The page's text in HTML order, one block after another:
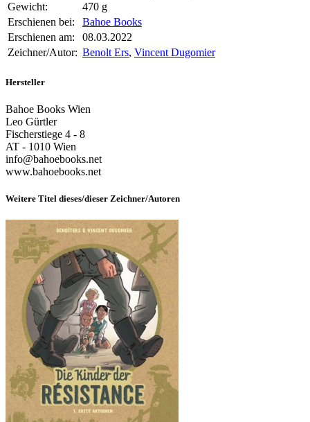
Gewicht:
470 g
Erschienen bei:
Bahoe Books
Erschienen am:
08.03.2022
Zeichner/Autor: Benolt Ers, Vincent Dugomier
Hersteller
Bahoe Books Wien
Leo Gürtler
Fischerstiege 4 - 8
AT - 1010 Wien
info@bahoebooks.net
www.bahoebooks.net
Weitere Titel dieses/dieser Zeichner/Autoren